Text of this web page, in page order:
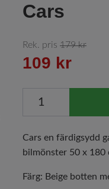
Cars
Rek. pris 179 kr
109 kr
Cars en färdigsydd
bilmönster 50 x 180
Färg: Beige botten